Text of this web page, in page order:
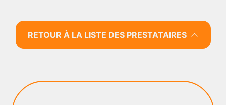
RETOUR À LA LISTE DES PRESTATAIRES